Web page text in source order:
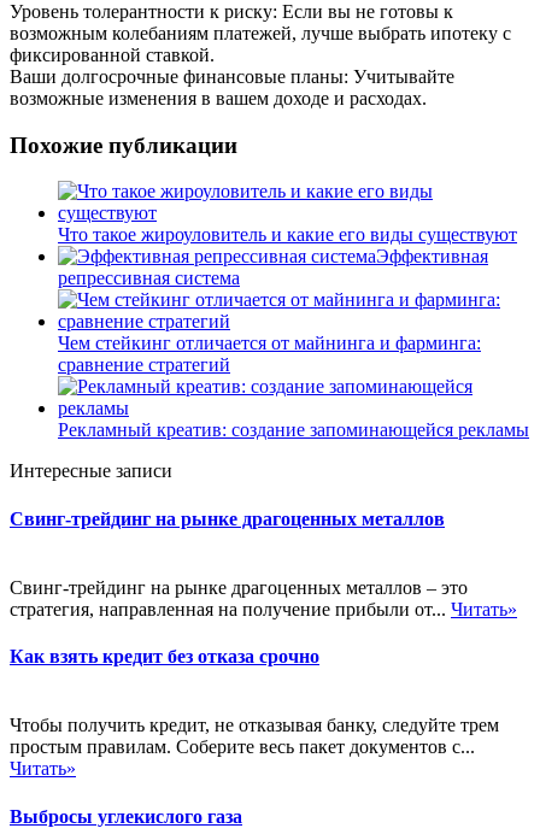
Уровень толерантности к риску: Если вы не готовы к
возможным колебаниям платежей, лучше выбрать ипотеку с
фиксированной ставкой.
Ваши долгосрочные финансовые планы: Учитывайте
возможные изменения в вашем доходе и расходах.
Похожие публикации
Что такое жироуловитель и какие его виды существуют
Эффективная
репрессивная система
Чем стейкинг отличается от майнинга и фарминга:
сравнение стратегий
Рекламный креатив: создание запоминающейся рекламы
Интересные записи
Свинг-трейдинг на рынке драгоценных металлов
Свинг-трейдинг на рынке драгоценных металлов – это
стратегия, направленная на получение прибыли от... Читать»
Как взять кредит без отказа срочно
Чтобы получить кредит, не отказывая банку, следуйте трем
простым правилам. Соберите весь пакет документов с...
Читать»
Выбросы углекислого газа